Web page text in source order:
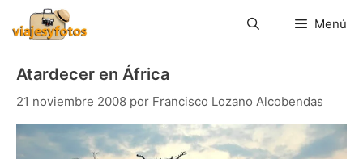
contenido
Menú
Atardecer en África
21 noviembre 2008 por Francisco Lozano Alcobendas